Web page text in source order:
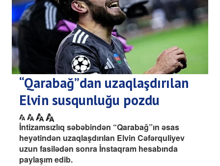
“Qarabağ”dan uzaqlaşdırılan
Elvin susqunluğu pozdu
İntizamsızlıq səbəbindən “Qarabağ”ın əsas
heyətindən uzaqlaşdırılan Elvin Cəfərquliyev
uzun fasilədən sonra İnstaqram hesabında
paylaşım edib.